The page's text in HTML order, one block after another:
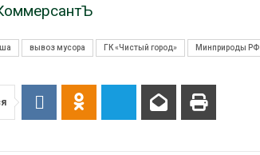
вывоз мусора ГК «Чистый город» Минприроды РФ